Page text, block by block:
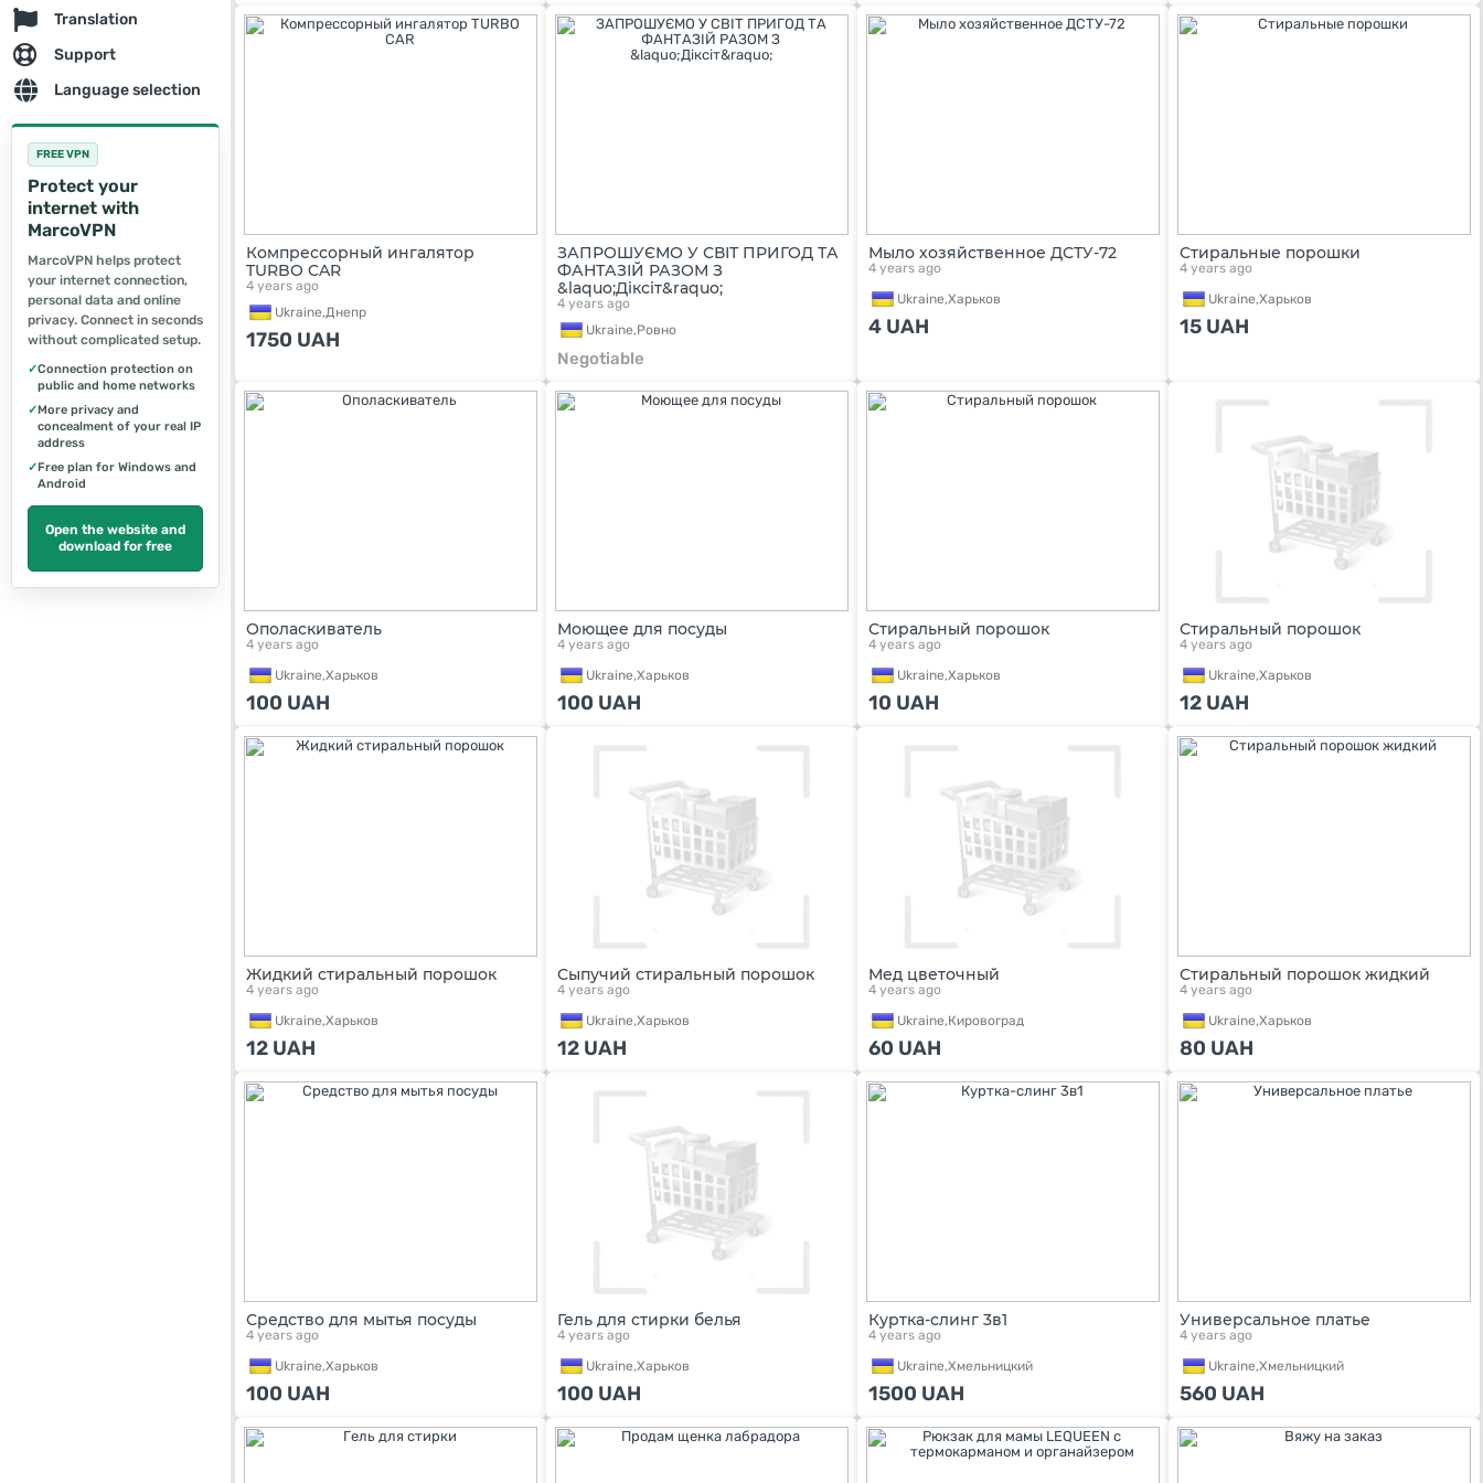
Translation
Support
Language selection
FREE VPN
Protect your
internet with
MarcoVPN
MarcoVPN helps protect
your internet connection,
personal data and online
privacy. Connect in seconds
without complicated setup.
✓Connection protection on
public and home networks
✓More privacy and
concealment of your real IP
address
✓Free plan for Windows and
Android
Open the website and
download for free
Компрессорный ингалятор
TURBO CAR
4 years ago
Ukraine,Днепр
1750 UAH
ЗАПРОШУЄМО У СВІТ ПРИГОД ТА
ФАНТАЗІЙ РАЗОМ З
&laquo;Діксіт&raquo;
4 years ago
Ukraine,Ровно
Negotiable
Мыло хозяйственное ДСТУ-72
4 years ago
Ukraine,Харьков
4 UAH
Стиральные порошки
4 years ago
Ukraine,Харьков
15 UAH
Ополаскиватель
4 years ago
Ukraine,Харьков
100 UAH
Моющее для посуды
4 years ago
Ukraine,Харьков
100 UAH
Стиральный порошок
4 years ago
Ukraine,Харьков
10 UAH
Стиральный порошок
4 years ago
Ukraine,Харьков
12 UAH
Жидкий стиральный порошок
4 years ago
Ukraine,Харьков
12 UAH
Сыпучий стиральный порошок
4 years ago
Ukraine,Харьков
12 UAH
Мед цветочный
4 years ago
Ukraine,Кировоград
60 UAH
Стиральный порошок жидкий
4 years ago
Ukraine,Харьков
80 UAH
Средство для мытья посуды
4 years ago
Ukraine,Харьков
100 UAH
Гель для стирки белья
4 years ago
Ukraine,Харьков
100 UAH
Куртка-слинг 3в1
4 years ago
Ukraine,Хмельницкий
1500 UAH
Универсальное платье
4 years ago
Ukraine,Хмельницкий
560 UAH